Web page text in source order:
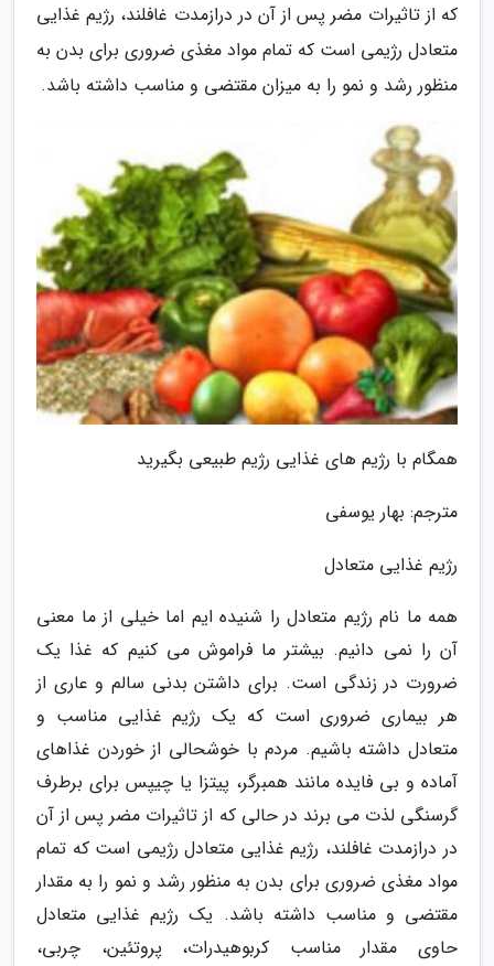
که از تاثیرات مضر پس از آن در درازمدت غافلند، رژیم غذایی
متعادل رژیمی است که تمام مواد مغذی ضروری برای بدن به
منظور رشد و نمو را به میزان مقتضی و مناسب داشته باشد.
همگام با رژیم های غذایی رژیم طبیعی بگیرید
مترجم: بهار یوسفی
رژیم غذایی متعادل
همه ما نام رژیم متعادل را شنیده ایم اما خیلی از ما معنی
آن را نمی دانیم. بیشتر ما فراموش می کنیم که غذا یک
ضرورت در زندگی است. برای داشتن بدنی سالم و عاری از
هر بیماری ضروری است که یک رژیم غذایی مناسب و
متعادل داشته باشیم. مردم با خوشحالی از خوردن غذاهای
آماده و بی فایده مانند همبرگر، پیتزا یا چیپس برای برطرف
گرسنگی لذت می برند در حالی که از تاثیرات مضر پس از آن
در درازمدت غافلند، رژیم غذایی متعادل رژیمی است که تمام
مواد مغذی ضروری برای بدن به منظور رشد و نمو را به مقدار
مقتضی و مناسب داشته باشد. یک رژیم غذایی متعادل
حاوی مقدار مناسب کربوهیدرات، پروتئین، چربی،